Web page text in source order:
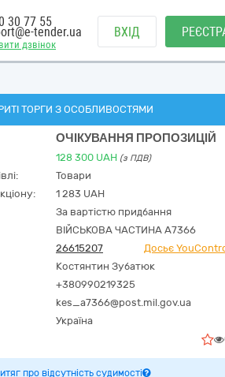
дзвінок
30 77 55
tender.ua ВХІД
ТОРГИ З ОСОБЛИВОСТЯМИ
ОЧІКУВАННЯ ПРОПОЗИЦІЙ
128 300 UAH (з ПДВ)
Товари
1 283 UAH
За вартістю придбання
ВІЙСЬКОВА ЧАСТИНА А7366
26615207
Досьє
Костянтин Зубатюк
+380990219325
kes_a7366@post.mil.gov.ua
Україна
про відсутність судимості